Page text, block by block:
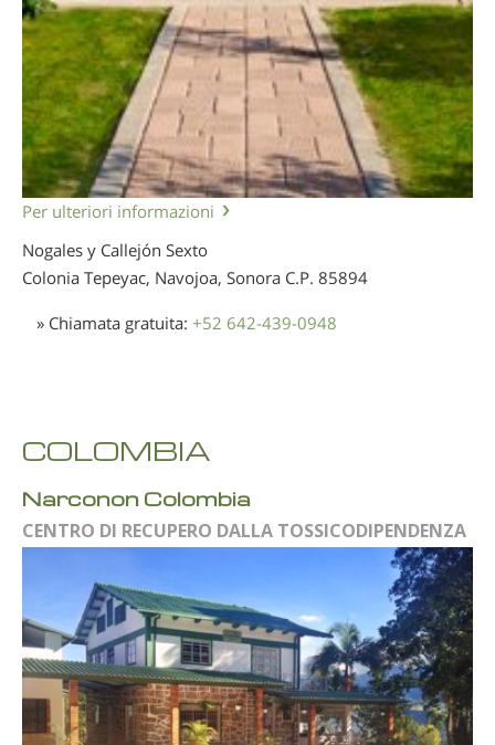
Per ulteriori informazioni
Nogales y Callejón Sexto
Colonia Tepeyac, Navojoa, Sonora C.P. 85894
» Chiamata gratuita: +52 642-439-0948
COLOMBIA
Narconon Colombia
CENTRO DI RECUPERO DALLA TOSSICODIPENDENZA